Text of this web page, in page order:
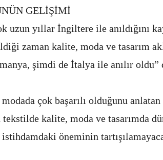
GELİŞİMİ
uzun yıllar İngiltere ile anıldığını
zaman kalite, moda ve tasarım
şimdi de İtalya ile anılır oldu”
çok başarılı olduğunu
kalite, moda ve tasarımda
öneminin